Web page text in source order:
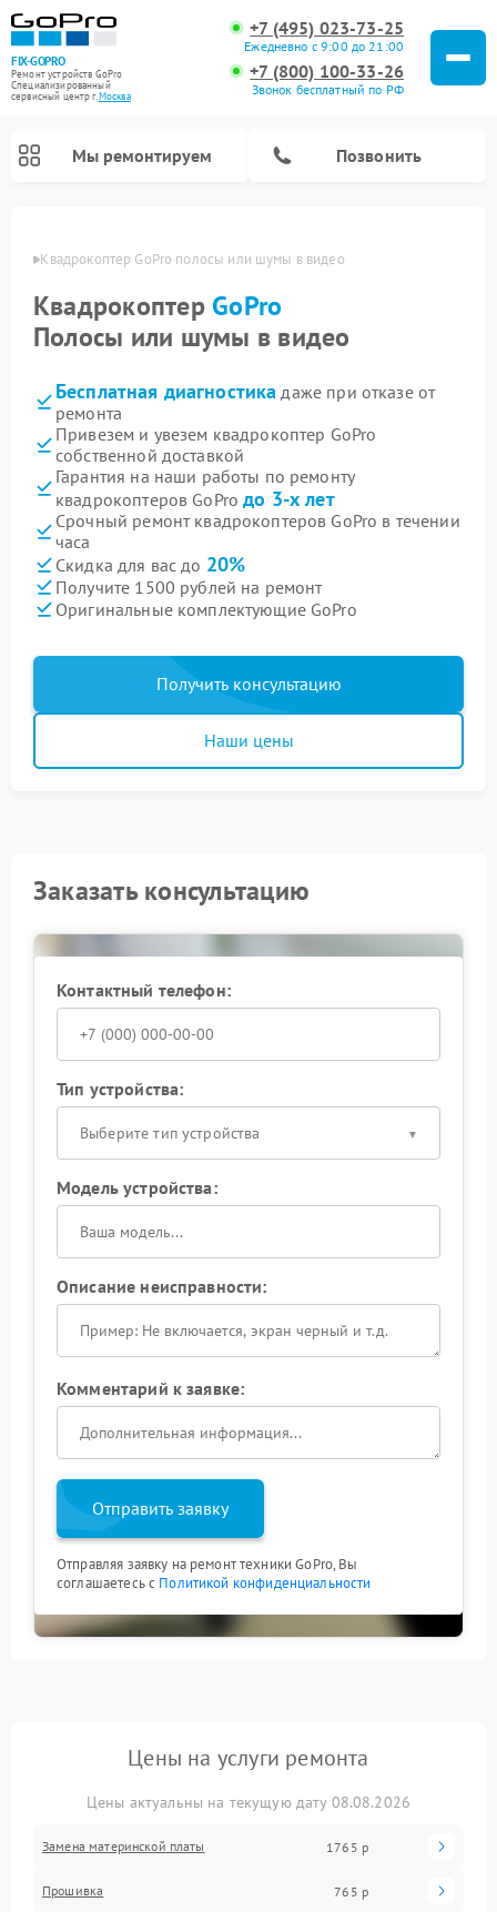
FIX-GOPRO
Ремонт устройств GoPro
Специализированный
cервисный центр г.Москва
+7 (495) 023-73-25
Ежедневно с 9:00 до 21:00
+7 (800) 100-33-26
Звонок бесплатный по РФ
Мы ремонтируем Позвонить
Квадрокоптер GoPro полосы или шумы в видео
Квадрокоптер GoPro
Полосы или шумы в видео
Бесплатная диагностика даже при отказе от
ремонта
Привезем и увезем квадрокоптер GoPro
собственной доставкой
Гарантия на наши работы по ремонту
квадрокоптеров GoProдо 3-х лет
Срочный ремонт квадрокоптеров GoPro в течении
часа
Скидка для вас до 20%
Получите 1500 рублей на ремонт
Оригинальные комплектующие GoPro
Получить консультацию
Наши цены
Заказать консультацию
Контактный телефон:
Тип устройства:
Выберите тип устройства
Модель устройства:
Описание неисправности:
Комментарий к заявке:
Отправить заявку
Отправляя заявку на ремонт техники GoPro, Вы
соглашаетесь с Политикой конфиденциальности
Цены на услуги ремонта
Цены актуальны на текущую дату 08.08.2026
Замена материнской платы 1765 р
Прошивка 765 р